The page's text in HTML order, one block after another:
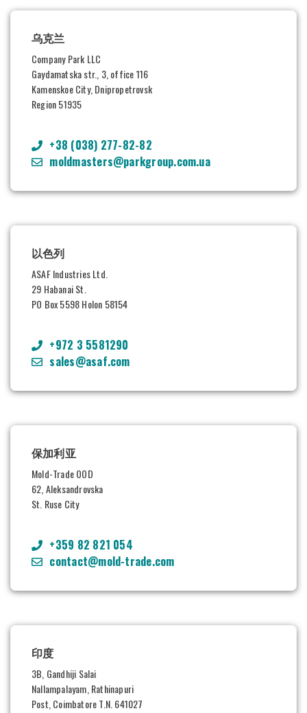
乌克兰
Company Park LLC
Gaydamatska str., 3, office 116
Kamenskoe City, Dnipropetrovsk
Region 51935
+38 (038) 277-82-82
moldmasters@parkgroup.com.ua
以色列
ASAF Industries Ltd.
29 Habanai St.
PO Box 5598 Holon 58154
+972 3 5581290
sales@asaf.com
保加利亚
Mold-Trade OOD
62, Aleksandrovska
St. Ruse City
+359 82 821 054
contact@mold-trade.com
印度
3B, Gandhiji Salai
Nallampalayam, Rathinapuri
Post, Coimbatore T.N. 641027